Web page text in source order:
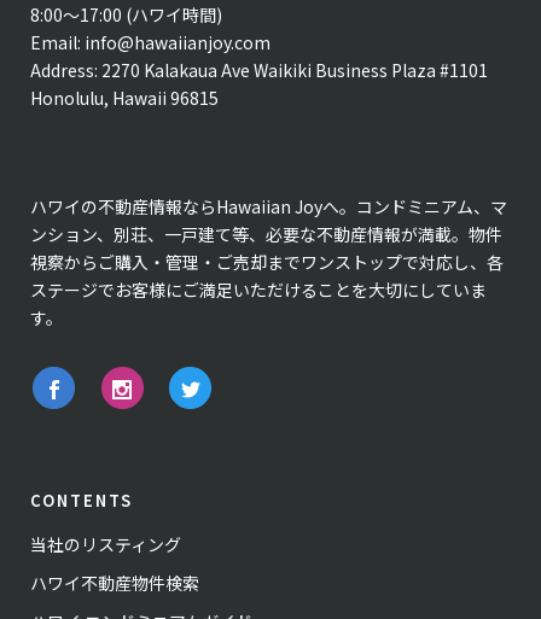
8:00〜17:00 (ハワイ時間)
Email: info@hawaiianjoy.com
Address: 2270 Kalakaua Ave Waikiki Business Plaza #1101
Honolulu, Hawaii 96815
ハワイの不動産情報ならHawaiian Joyへ。コンドミニアム、マ
ンション、別荘、一戸建て等、必要な不動産情報が満載。物件
視察からご購入・管理・ご売却までワンストップで対応し、各
ステージでお客様にご満足いただけることを大切にしていま
す。
CONTENTS
当社のリスティング
ハワイ不動産物件検索